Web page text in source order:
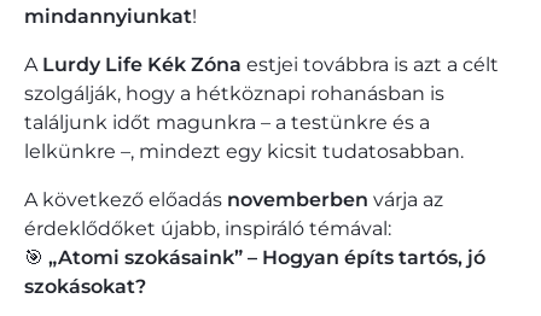
mindannyiunkat!
A Lurdy Life Kék Zóna estjei továbbra is azt a célt
szolgálják, hogy a hétköznapi rohanásban is
találjunk időt magunkra – a testünkre és a
lelkünkre –, mindezt egy kicsit tudatosabban.
A következő előadás novemberben várja az
érdeklődőket újabb, inspiráló témával:
🎯 „Atomi szokásaink” – Hogyan építs tartós, jó
szokásokat?